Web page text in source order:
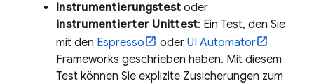
Instrumentierungstest oder
instrumentierter Unittest: Ein Test, den Sie
mit den Espresso oder UI Automator
Frameworks geschrieben haben. Mit diesem
Test können Sie explizite Zusicherungen zum